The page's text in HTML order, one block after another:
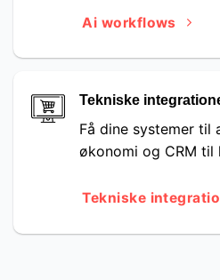
Ai workflows
Tekniske
Få dine systemer til
økonomi og CRM til
Tekniske